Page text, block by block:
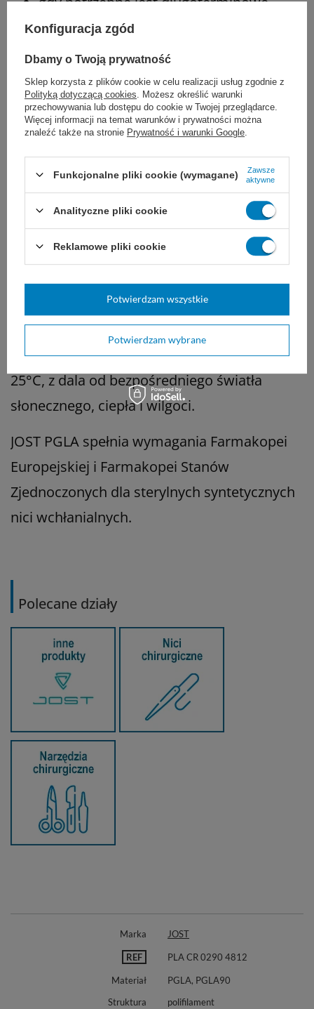
przedłużone (dłużej niż 30 dni) lub trwałe
przybliżenie tkanek
w chirurgii sercowo-naczyniowej i
neurochirurgii
u pacjentów uczulonych na niektóre
składniki szwu
Dobór nici JOST zależy od ogólnego stanu
pacjenta, wielkości uszkodzonej tkanki i rany,
a także od wybranej techniki i doświadczenia
chirurga.
Przechowywać w maksymalnej temperaturze
25°C, z dala od bezpośredniego światła
słonecznego, ciepła i wilgoci.
JOST PGLA spełnia wymagania Farmakopei
Europejskiej i Farmakopei Stanów
Zjednoczonych dla sterylnych syntetycznych
nici wchłanialnych.
Polecane działy
Marka JOST
REF PLA CR 0290 4812
Materiał
PGLA, PGLA90
Struktura
polifilament
Konfiguracja zgód
Dbamy o Twoją prywatność
Sklep korzysta z plików cookie w celu realizacji usług zgodnie z
Polityką dotyczącą cookies . Możesz określić warunki
przechowywania lub dostępu do cookie w Twojej przeglądarce.
Więcej informacji na temat warunków i prywatności można
znaleźć także na stronie Prywatność i warunki Google
Funkcjonalne pliki cookie (wymagane)
Zawsze
aktywne
Analityczne pliki cookie
Reklamowe pliki cookie
Potwierdzam wybrane
Potwierdzam wszystkie